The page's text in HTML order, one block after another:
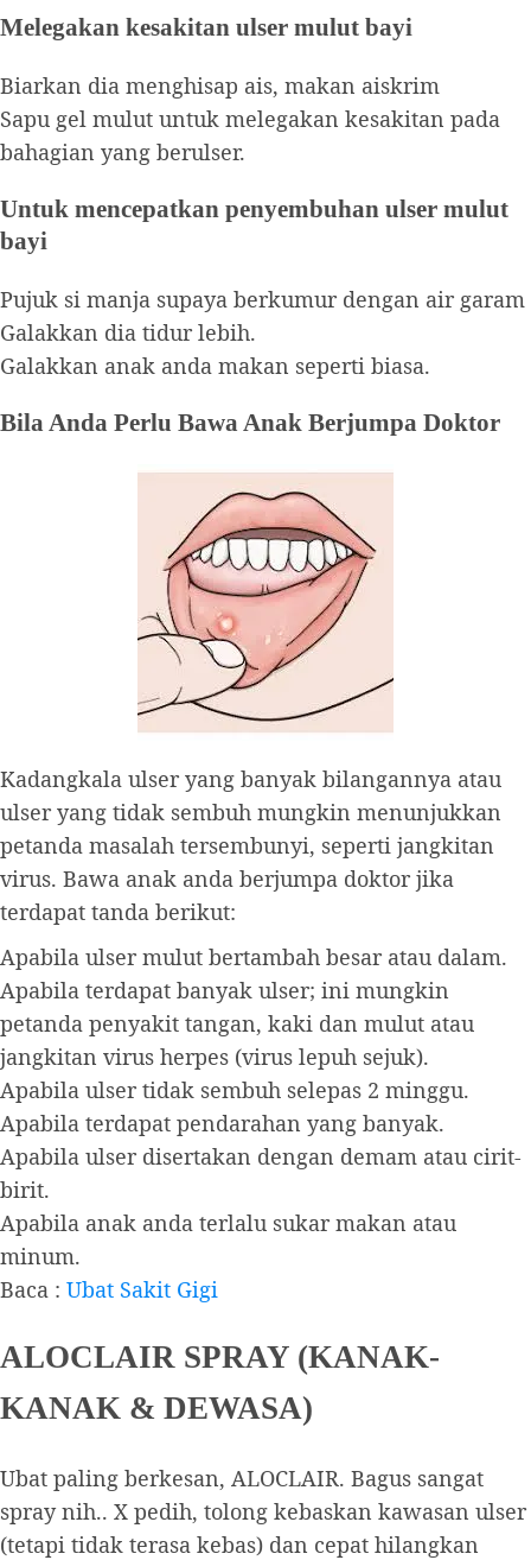
Melegakan kesakitan ulser mulut bayi
Biarkan dia menghisap ais, makan aiskrim
Sapu gel mulut untuk melegakan kesakitan pada
bahagian yang berulser.
Untuk mencepatkan penyembuhan ulser mulut
bayi
Pujuk si manja supaya berkumur dengan air garam
Galakkan dia tidur lebih.
Galakkan anak anda makan seperti biasa.
Bila Anda Perlu Bawa Anak Berjumpa Doktor
Kadangkala ulser yang banyak bilangannya atau
ulser yang tidak sembuh mungkin menunjukkan
petanda masalah tersembunyi, seperti jangkitan
virus. Bawa anak anda berjumpa doktor jika
terdapat tanda berikut:
Apabila ulser mulut bertambah besar atau dalam.
Apabila terdapat banyak ulser; ini mungkin
petanda penyakit tangan, kaki dan mulut atau
jangkitan virus herpes (virus lepuh sejuk).
Apabila ulser tidak sembuh selepas 2 minggu.
Apabila terdapat pendarahan yang banyak.
Apabila ulser disertakan dengan demam atau cirit-
birit.
Apabila anak anda terlalu sukar makan atau
minum.
Baca : Ubat Sakit Gigi
ALOCLAIR SPRAY (KANAK-
KANAK & DEWASA)
Ubat paling berkesan, ALOCLAIR. Bagus sangat
spray nih.. X pedih, tolong kebaskan kawasan ulser
(tetapi tidak terasa kebas) dan cepat hilangkan